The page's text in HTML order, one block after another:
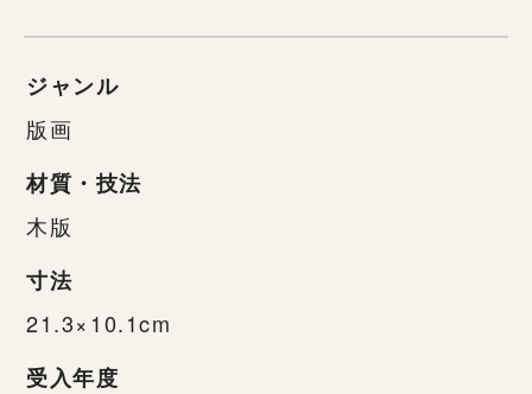
ジャンル
版画
材質・技法
木版
寸法
21.3×10.1cm
受入年度